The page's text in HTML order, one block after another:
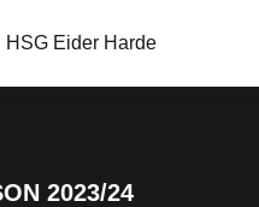
HSG Eider Harde
2023/24